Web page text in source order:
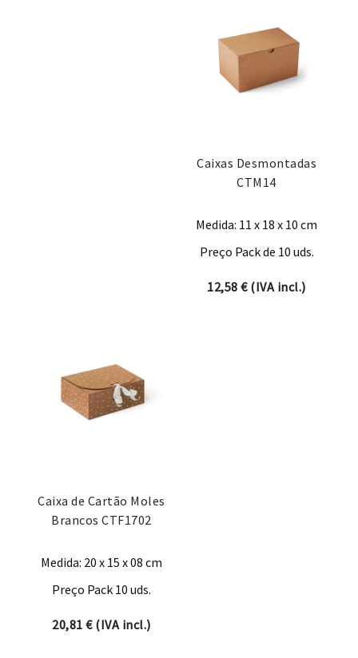
Caixas Desmontadas
CTM14
Medida: 11 x 18 x 10 cm
Preço Pack de 10 uds.
12,58€(IVA incl.)
Caixa de Cartão Moles
Brancos CTF1702
Medida: 20 x 15 x 08 cm
Preço Pack 10 uds.
20,81€(IVA incl.)